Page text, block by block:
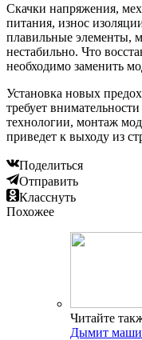
Скачки напряжения,
питания, износ
плавильные элементы,
нестабильно. Что
необходимо заменить
Установка новых
требует
технологии, монтаж
приведет к выходу из
Поделиться
Отправить
Класснуть
Похожее
Читайте
Дымит